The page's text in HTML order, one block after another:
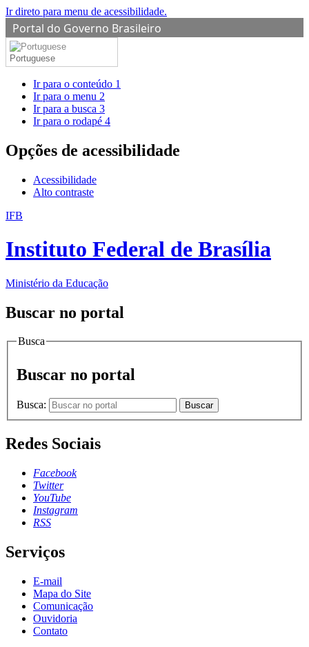
Ir direto para menu de acessibilidade.
Portal do Governo Brasileiro
Portuguese
Ir para o conteúdo 1
Ir para o menu 2
Ir para a busca 3
Ir para o rodapé 4
Opções de acessibilidade
Acessibilidade
Alto contraste
IFB
Instituto Federal de Brasília
Ministério da Educação
Buscar no portal
Busca
Buscar no portal
Busca: Buscar
Redes Sociais
Facebook
Twitter
YouTube
Instagram
RSS
Serviços
E-mail
Mapa do Site
Comunicação
Ouvidoria
Contato